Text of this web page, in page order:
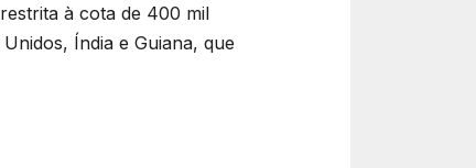
à cota de 400 mil
Índia e Guiana, que